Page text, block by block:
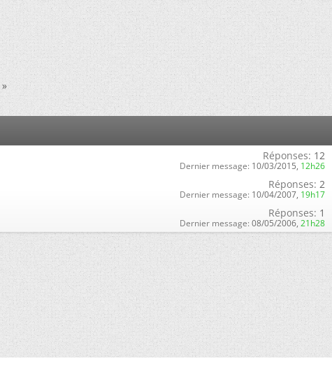
»
Réponses: 12
Dernier message: 10/03/2015, 12h26
Réponses: 2
Dernier message: 10/04/2007, 19h17
Réponses: 1
Dernier message: 08/05/2006, 21h28